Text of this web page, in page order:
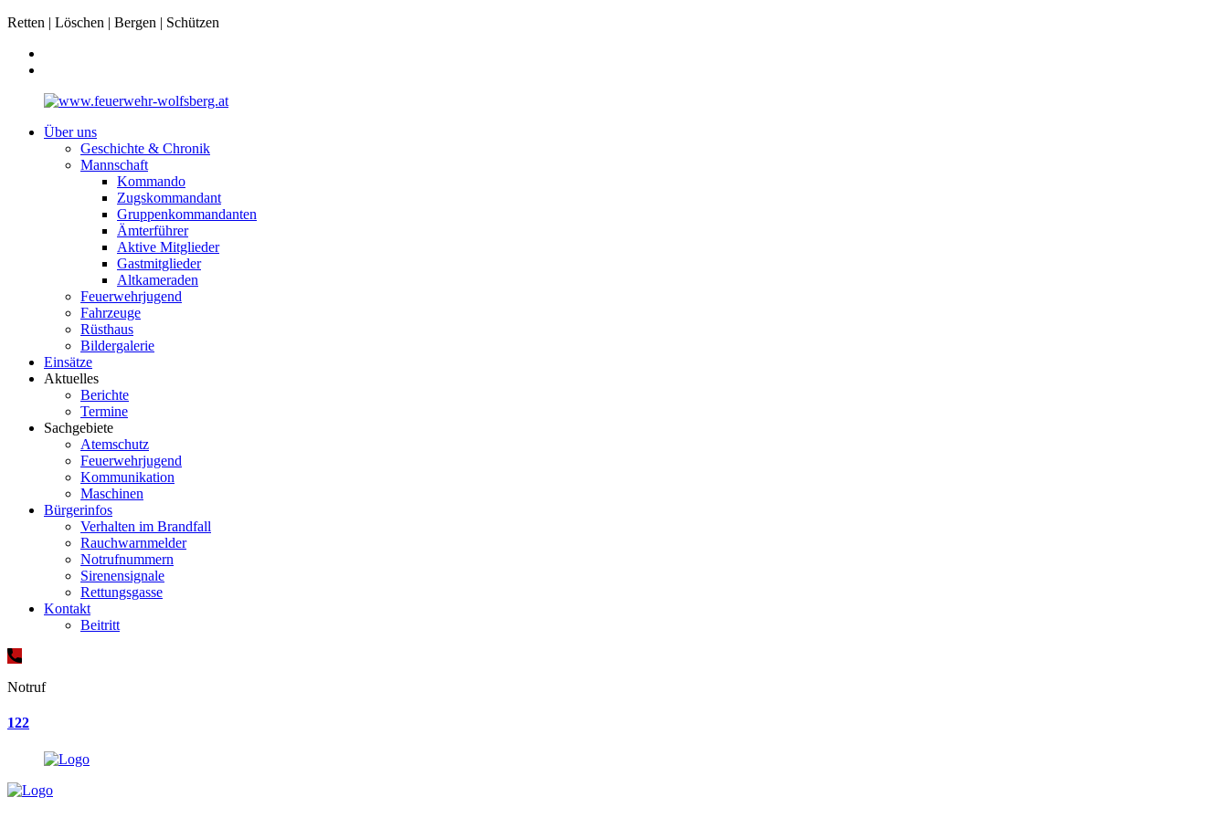
Retten | Löschen | Bergen | Schützen
Über uns
Geschichte & Chronik
Mannschaft
Kommando
Zugskommandant
Gruppenkommandanten
Ämterführer
Aktive Mitglieder
Gastmitglieder
Altkameraden
Feuerwehrjugend
Fahrzeuge
Rüsthaus
Bildergalerie
Einsätze
Aktuelles
Berichte
Termine
Sachgebiete
Atemschutz
Feuerwehrjugend
Kommunikation
Maschinen
Bürgerinfos
Verhalten im Brandfall
Rauchwarnmelder
Notrufnummern
Sirenensignale
Rettungsgasse
Kontakt
Beitritt
Notruf
122